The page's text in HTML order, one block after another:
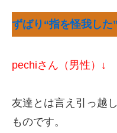
ずばり“指を怪我した”
pechiさん（男性）↓
友達とは言え引っ越
ものです。